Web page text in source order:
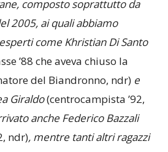
squadra: “Abbiamo un
composto soprattutto da
2005, ai quali abbiamo
come Khristian Di Santo
’88 che aveva chiuso la
del Biandronno, ndr)e
Giraldo(centrocampista ’92,
anche Federico Bazzali